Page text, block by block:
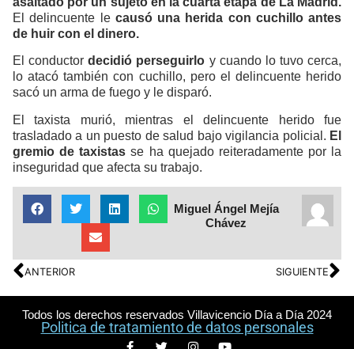
El delincuente lecausó una herida con cuchillo antes
de huir con el dinero.
El conductor decidió perseguirlo y cuando lo tuvo cerca,
lo atacó también con cuchillo, pero el delincuente herido
sacó un arma de fuego y le disparó.
El taxista murió, mientras el delincuente herido fue
trasladado a un puesto de salud bajo vigilancia policial. El
gremio de taxistas se ha quejado reiteradamente por la
inseguridad que afecta su trabajo.
Miguel Ángel Mejía
Chávez
ANTERIOR SIGUIENTE
Todos los derechos reservados Villavicencio Día a Día 2024
Politica de tratamiento de datos personales